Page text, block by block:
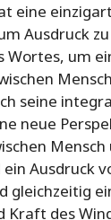
eine
Ausdruck
Wortes, um
seine
neue
Mensch
ein Ausdruck
gleichzeitig
Kraft des